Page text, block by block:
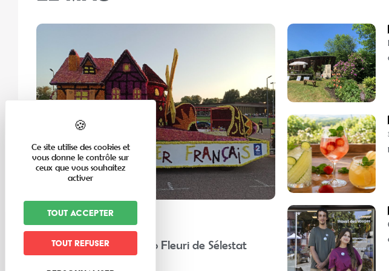
En famille
“Chez nos voisins” : Corso Fleuri de Sélestat
Ce site utilise des cookies et
vous donne le contrôle sur
ceux que vous souhaitez
activer
Tout accepter
Tout refuser